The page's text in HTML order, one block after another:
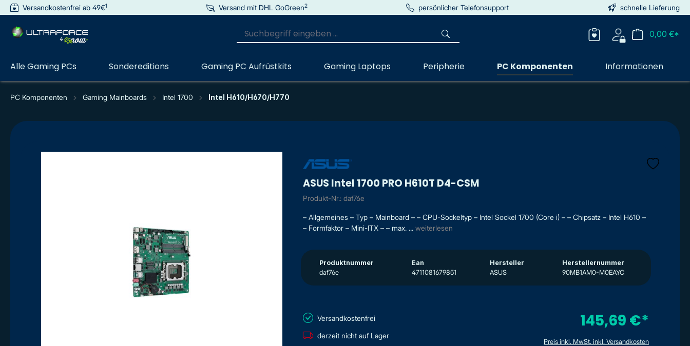
springen Zur Hauptnavigation springen
Versandkostenfrei ab 49€1 Versand mit DHL GoGreen2 persönlicher Telefonsupport schnelle Lieferung
0,00 €*
Alle Gaming PCs Sondereditions Gaming PC Aufrüstkits Gaming Laptops Peripherie PC Komponenten Informationen
PC Komponenten Gaming Mainboards Intel 1700 Intel H610/H670/H770
ASUS Intel 1700 PRO H610T D4-CSM
Produkt-Nr.: daf76e
– Allgemeines – Typ – Mainboard – – CPU-Sockeltyp – Intel Sockel 1700 (Core i) – – Chipsatz – Intel H610 –
– Formfaktor – Mini-ITX – – max. ... weiterlesen
Produktnummer
daf76e
Ean
4711081679851
Hersteller
ASUS
Herstellernummer
90MB1AM0-M0EAYC
Versandkostenfrei
derzeit nicht auf Lager
145,69 €*
Preis inkl. MwSt. inkl. Versandkosten